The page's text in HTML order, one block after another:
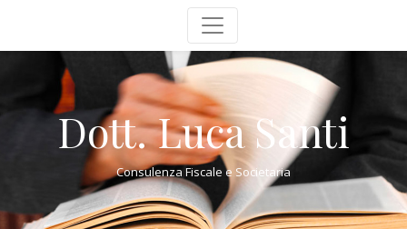
Dott. Luca Santi
Consulenza Fiscale e Societaria